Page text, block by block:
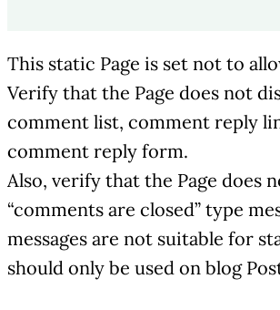
This static Page is set not to
Verify that the Page does not
comment list, comment reply
comment reply form.
Also, verify that the Page does
“comments are closed” type
messages are not suitable for
should only be used on blog